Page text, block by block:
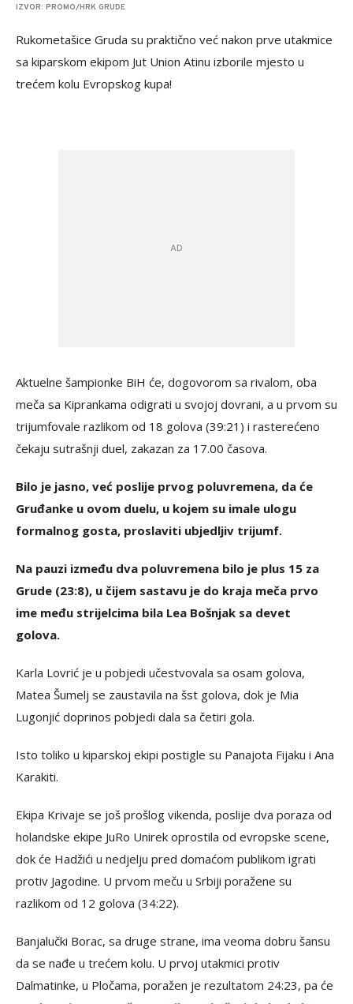
IZVOR: PROMO/HRK GRUDE
Rukometašice Gruda su praktično već nakon prve utakmice
sa kiparskom ekipom Jut Union Atinu izborile mjesto u
trećem kolu Evropskog kupa!
Aktuelne šampionke BiH će, dogovorom sa rivalom, oba
meča sa Kiprankama odigrati u svojoj dovrani, a u prvom su
trijumfovale razlikom od 18 golova (39:21) i rasterećeno
čekaju sutrašnji duel, zakazan za 17.00 časova.
Bilo je jasno, već poslije prvog poluvremena, da će
Gruđanke u ovom duelu, u kojem su imale ulogu
formalnog gosta, proslaviti ubjedljiv trijumf.
Na pauzi između dva poluvremena bilo je plus 15 za
Grude (23:8), u čijem sastavu je do kraja meča prvo
ime među strijelcima bila Lea Bošnjak sa devet
golova.
Karla Lovrić je u pobjedi učestvovala sa osam golova,
Matea Šumelj se zaustavila na šst golova, dok je Mia
Lugonjić doprinos pobjedi dala sa četiri gola.
Isto toliko u kiparskoj ekipi postigle su Panajota Fijaku i Ana
Karakiti.
Ekipa Krivaje se još prošlog vikenda, poslije dva poraza od
holandske ekipe JuRo Unirek oprostila od evropske scene,
dok će Hadžići u nedjelju pred domaćom publikom igrati
protiv Jagodine. U prvom meču u Srbiji poražene su
razlikom od 12 golova (34:22).
Banjalučki Borac, sa druge strane, ima veoma dobru šansu
da se nađe u trećem kolu. U prvoj utakmici protiv
Dalmatinke, u Pločama, poražen je rezultatom 24:23, pa će